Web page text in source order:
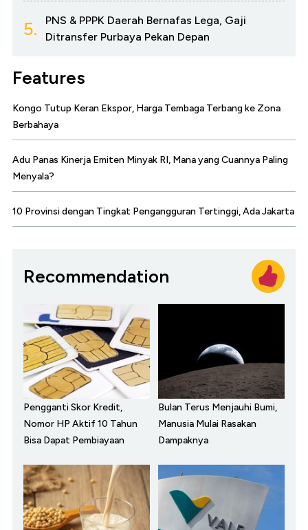
5.
PNS & PPPK Daerah Bernafas Lega, Gaji
Ditransfer Purbaya Pekan Depan
Features
Kongo Tutup Keran Ekspor, Harga Tembaga Terbang ke Zona
Berbahaya
Adu Panas Kinerja Emiten Minyak RI, Mana yang Cuannya Paling
Menyala?
10 Provinsi dengan Tingkat Pengangguran Tertinggi, Ada Jakarta
Recommendation
Pengganti Skor Kredit,
Nomor HP Aktif 10 Tahun
Bisa Dapat Pembiayaan
Bulan Terus Menjauhi Bumi,
Manusia Mulai Rasakan
Dampaknya